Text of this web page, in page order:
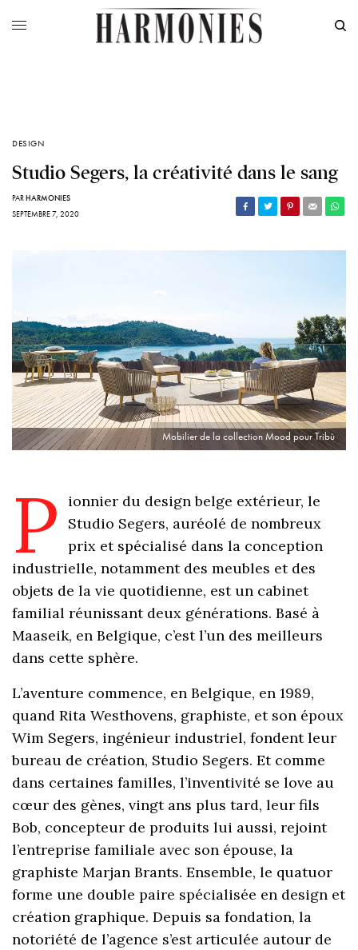
DESIGN
Studio Segers, la créativité dans le sang
PARHARMONIES
SEPTEMBRE 7, 2020
Mobilier de la collection Mood pour Tribù
P
ionnier du design belge extérieur, le
Studio Segers, auréolé de nombreux
prix et spécialisé dans la conception
industrielle, notamment des meubles et des
objets de la vie quotidienne, est un cabinet
familial réunissant deux générations. Basé à
Maaseik, en Belgique, c’est l’un des meilleurs
dans cette sphère.
L’aventure commence, en Belgique, en 1989,
quand Rita Westhovens, graphiste, et son époux
Wim Segers, ingénieur industriel, fondent leur
bureau de création, Studio Segers. Et comme
dans certaines familles, l’inventivité se love au
cœur des gènes, vingt ans plus tard, leur fils
Bob, concepteur de produits lui aussi, rejoint
l’entreprise familiale avec son épouse, la
graphiste Marjan Brants. Ensemble, le quatuor
forme une double paire spécialisée en design et
création graphique. Depuis sa fondation, la
notoriété de l’agence s’est articulée autour de